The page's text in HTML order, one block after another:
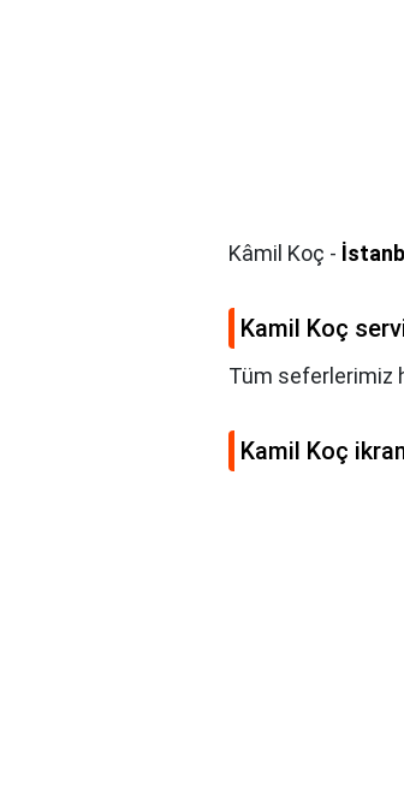
Kâmil Koç -
Kamil Koç
Tüm seferlerimiz
Kamil Koç